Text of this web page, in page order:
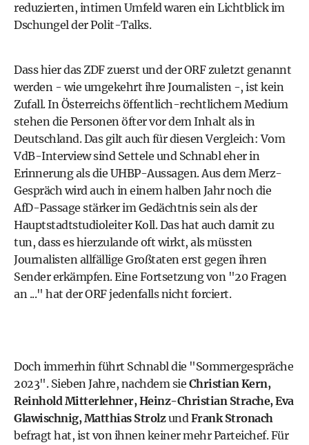
reduzierten, intimen Umfeld waren ein Lichtblick im
Dschungel der Polit-Talks.
Dass hier das ZDF zuerst und der ORF zuletzt genannt
werden - wie umgekehrt ihre Journalisten -, ist kein
Zufall. In Österreichs öffentlich-rechtlichem Medium
stehen die Personen öfter vor dem Inhalt als in
Deutschland. Das gilt auch für diesen Vergleich: Vom
VdB-Interview sind Settele und Schnabl eher in
Erinnerung als die UHBP-Aussagen. Aus dem Merz-
Gespräch wird auch in einem halben Jahr noch die
AfD-Passage stärker im Gedächtnis sein als der
Hauptstadtstudioleiter Koll. Das hat auch damit zu
tun, dass es hierzulande oft wirkt, als müssten
Journalisten allfällige Großtaten erst gegen ihren
Sender erkämpfen. Eine Fortsetzung von "20 Fragen
an ..." hat der ORF jedenfalls nicht forciert.
Doch immerhin führt Schnabl die "Sommergespräche
2023". Sieben Jahre, nachdem sie Christian Kern,
Reinhold Mitterlehner,Heinz-Christian Strache, Eva
Glawischnig,Matthias StrolzundFrank Stronach
befragt hat, ist von ihnen keiner mehr Parteichef. Für